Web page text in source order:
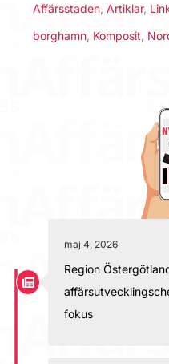
Affärsstaden Artiklar,
borghamn Komposit
maj 4, 2026
Region
fokus